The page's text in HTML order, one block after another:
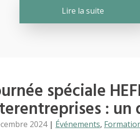
Lire la suite
spéciale
:
2024| Événements,